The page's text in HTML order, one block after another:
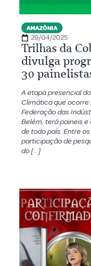
AMAZÔNIA
29/04/2025
Trilhas da
divulga
30
A etapa presencial
Climática que ocorre
Federação das
Belém, terá paineis
de todo país. Entre
participação de
do […]